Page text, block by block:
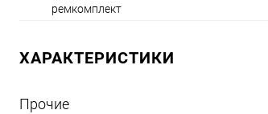
ремкомплект
ХАРАКТЕРИСТИКИ
Прочие